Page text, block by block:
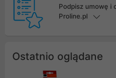
Podpisz umowę i
Proline.pl
Ostatnio oglądane